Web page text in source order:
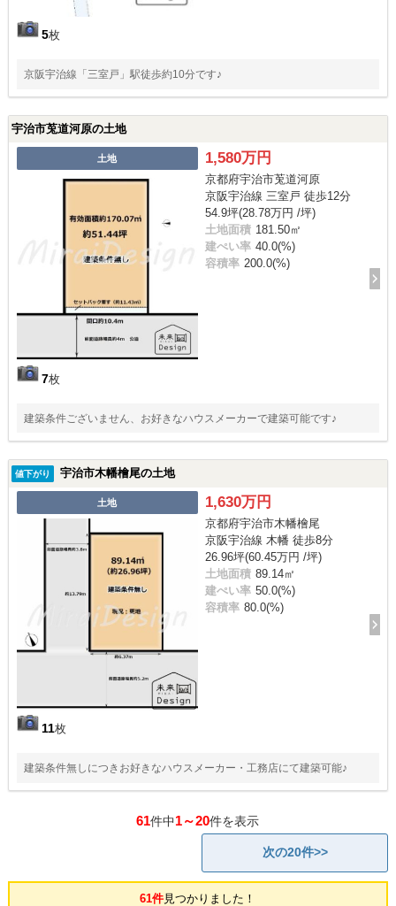
5枚
京阪宇治線「三室戸」駅徒歩約10分です♪
宇治市莵道河原の土地
土地
7枚
1,580万円
京都府宇治市莵道河原
京阪宇治線 三室戸 徒歩12分
54.9坪(28.78万円 /坪)
土地面積 181.50㎡
建ぺい率 40.0(%)
容積率 200.0(%)
建築条件ございません、お好きなハウスメーカーで建築可能です♪
値下がり 宇治市木幡檜尾の土地
土地
11枚
1,630万円
京都府宇治市木幡檜尾
京阪宇治線 木幡 徒歩8分
26.96坪(60.45万円 /坪)
土地面積 89.14㎡
建ぺい率 50.0(%)
容積率 80.0(%)
建築条件無しにつきお好きなハウスメーカー・工務店にて建築可能♪
61件中1～20件を表示
次の20件>>
61件見つかりました！